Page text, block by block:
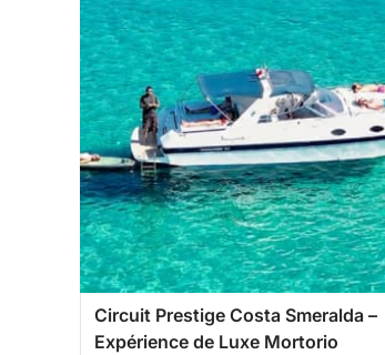
Circuit Prestige Costa Smeralda –
Expérience de Luxe Mortorio